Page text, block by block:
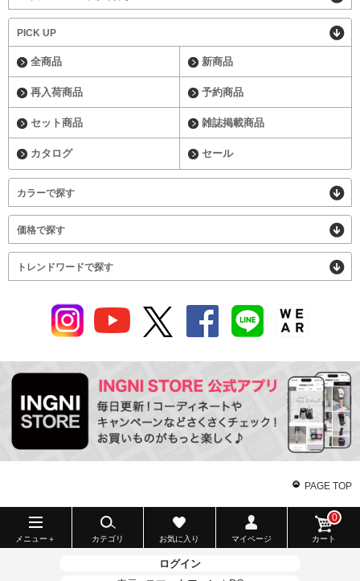
PICK UP
全商品 新商品
再入荷商品 予約商品
セット商品 雑誌掲載商品
カタログ セール
カラーで探す
価格で探す
トレンドワードで探す
PAGE TOP
メニュー＋ カテゴリ お気に入り マイページ カート
0
ログイン